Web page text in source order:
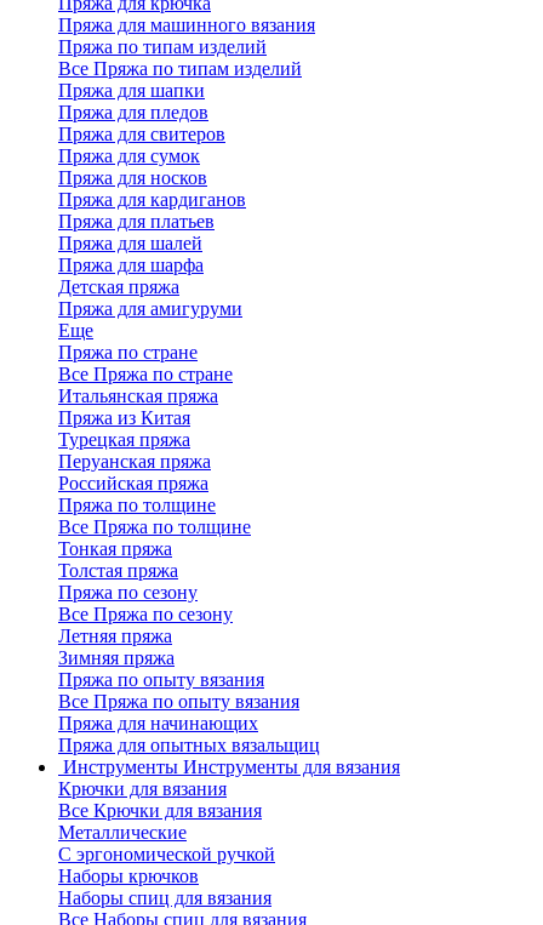
Пряжа для машинного вязания
Пряжа по типам изделий
Все Пряжа по типам изделий
Пряжа для шапки
Пряжа для пледов
Пряжа для свитеров
Пряжа для сумок
Пряжа для носков
Пряжа для кардиганов
Пряжа для платьев
Пряжа для шалей
Пряжа для шарфа
Детская пряжа
Пряжа для амигуруми
Еще
Пряжа по стране
Все Пряжа по стране
Итальянская пряжа
Пряжа из Китая
Турецкая пряжа
Перуанская пряжа
Российская пряжа
Пряжа по толщине
Все Пряжа по толщине
Тонкая пряжа
Толстая пряжа
Пряжа по сезону
Все Пряжа по сезону
Летняя пряжа
Зимняя пряжа
Пряжа по опыту вязания
Все Пряжа по опыту вязания
Пряжа для начинающих
Пряжа для опытных вязальщиц
Инструменты Инструменты для вязания
Крючки для вязания
Все Крючки для вязания
Металлические
С эргономической ручкой
Наборы крючков
Наборы спиц для вязания
Все Наборы спиц для вязания